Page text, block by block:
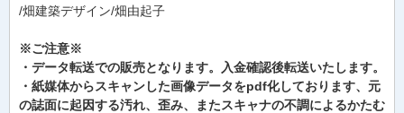
/畑建築デザイン/畑由起子
※ご注意※
・データ転送での販売となります。入金確認後転送いたします。
・紙媒体からスキャンした画像データをpdf化しております、元
の誌面に起因する汚れ、歪み、またスキャナの不調によるかたむ